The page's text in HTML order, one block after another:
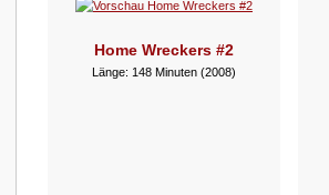
Home Wreckers #2
Länge: 148 Minuten (2008)